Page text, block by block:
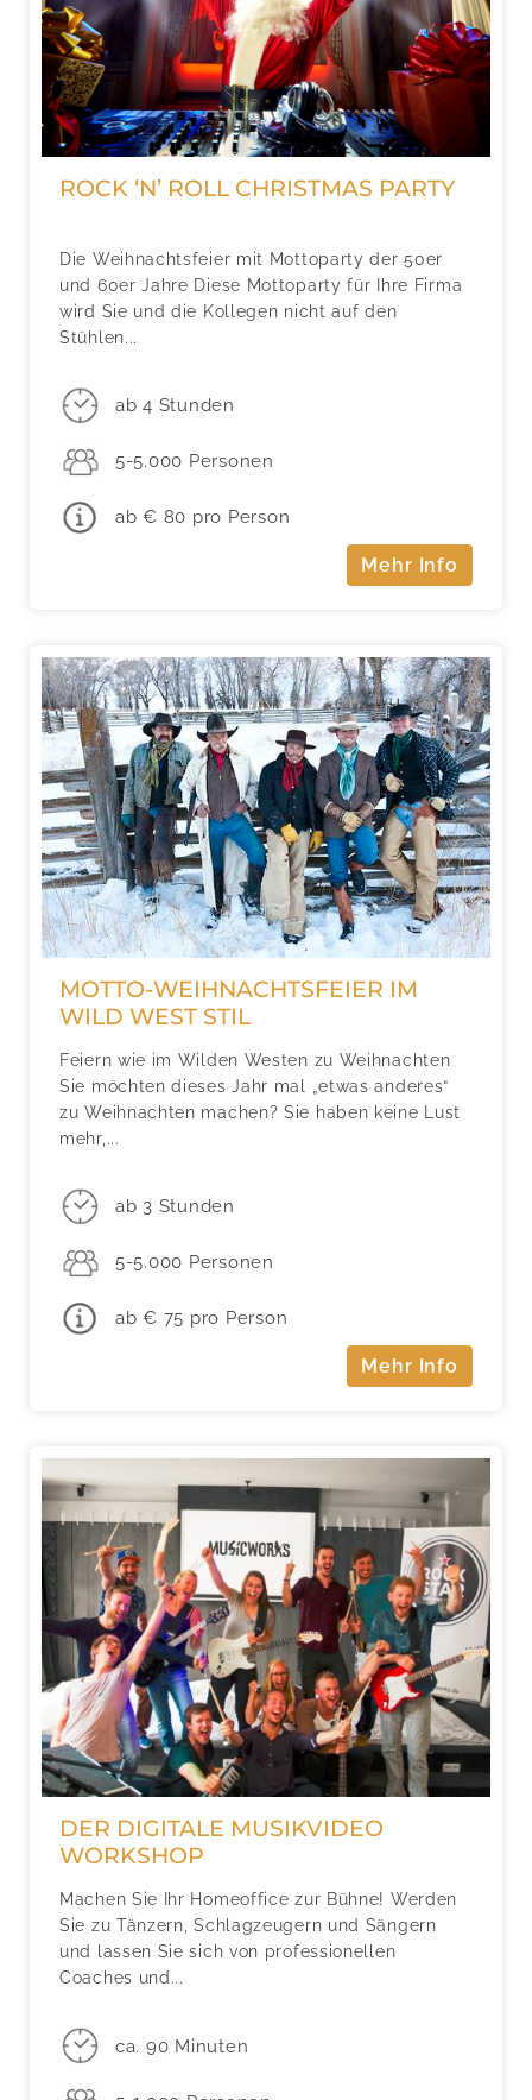
ROCK ‘N’ ROLL CHRISTMAS PARTY
Die Weihnachtsfeier mit Mottoparty der 50er
und 60er Jahre Diese Mottoparty für Ihre Firma
wird Sie und die Kollegen nicht auf den
Stühlen...
ab 4 Stunden
5-5.000 Personen
ab € 80 pro Person
Mehr Info
MOTTO-WEIHNACHTSFEIER IM
WILD WEST STIL
Feiern wie im Wilden Westen zu Weihnachten
Sie möchten dieses Jahr mal „etwas anderes“
zu Weihnachten machen? Sie haben keine Lust
mehr,...
ab 3 Stunden
5-5.000 Personen
ab € 75 pro Person
Mehr Info
DER DIGITALE MUSIKVIDEO
WORKSHOP
Machen Sie Ihr Homeoffice zur Bühne! Werden
Sie zu Tänzern, Schlagzeugern und Sängern
und lassen Sie sich von professionellen
Coaches und...
ca. 90 Minuten